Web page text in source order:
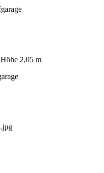
2,05 m